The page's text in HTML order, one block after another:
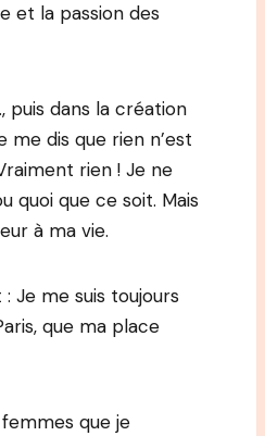
et la passion des
puis dans la création
me dis que rien n’est
rien ! Je ne
quoi que ce soit. Mais
à ma vie.
Je me suis toujours
que ma place
que je